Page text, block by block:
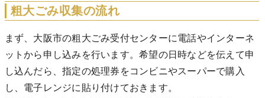
粗大ごみ収集の流れ
まず、大阪市の粗大ごみ受付センターに電話やインターネ
ットから申し込みを行います。希望の日時などを伝えて申
し込んだら、指定の処理券をコンビニやスーパーで購入
し、電子レンジに貼り付けておきます。